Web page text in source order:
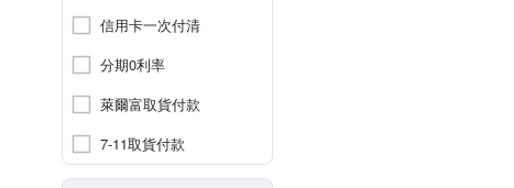
信用卡一次付清
分期0利率
萊爾富取貨付款
7-11取貨付款